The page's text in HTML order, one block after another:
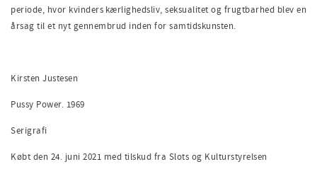
periode, hvor kvinders kærlighedsliv, seksualitet og frugtbarhed blev en
årsag til et nyt gennembrud inden for samtidskunsten.
Kirsten Justesen
Pussy Power. 1969
Serigrafi
Købt den 24. juni 2021 med tilskud fra Slots og Kulturstyrelsen